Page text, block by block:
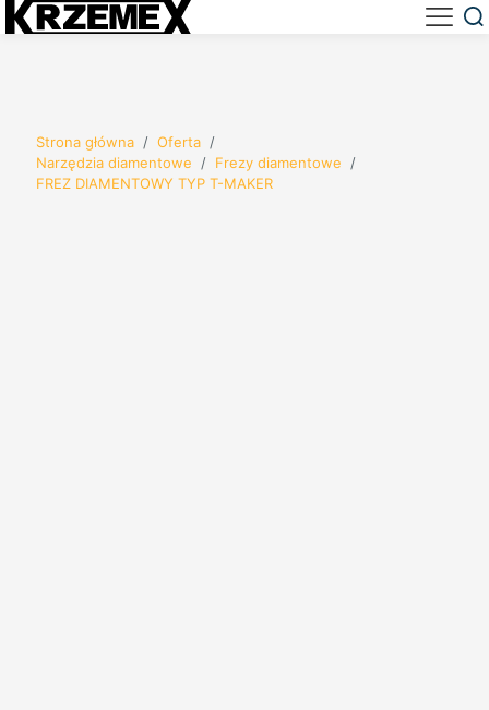
Strona główna / Oferta /
Narzędzia diamentowe / Frezy diamentowe /
FREZ DIAMENTOWY TYP T-MAKER